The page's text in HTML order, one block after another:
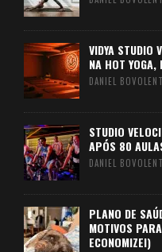
VIDYA STUDIO
NA HOT YOGA,
DANIEL
STUDIO
APÓS 80
DANIEL
PLANO DE
MOTIVOS
ECONOMIZEI)